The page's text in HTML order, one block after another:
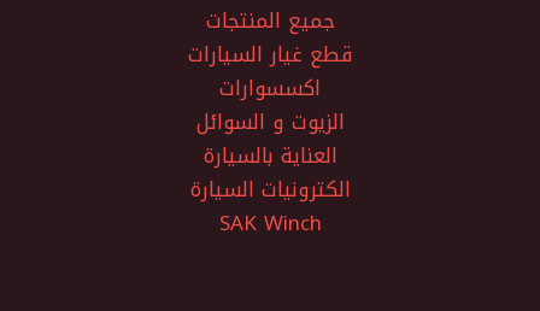
جميع المنتجات
قطع غيار السيارات
اكسسوارات
الزيوت و السوائل
العناية بالسيارة
الكترونيات السيارة
SAK Winch